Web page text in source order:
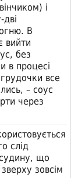
і
В
вийти
без
в процесі
все
– соус
через
слід
що
зовсім